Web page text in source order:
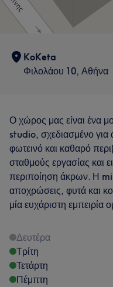
KoKeta
Φιλολάου 10, Αθήνα
Ο χώρος μας είναι ένα
studio, σχεδιασμένο για
φωτεινό και καθαρό
σταθμούς εργασίας και
περιποίηση άκρων. Η
αποχρώσεις, φυτά και
μία ευχάριστη εμπειρία
Δευτέρα
Τρίτη
Τετάρτη
Πέμπτη